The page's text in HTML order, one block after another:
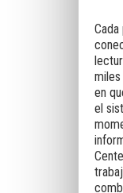
en
el